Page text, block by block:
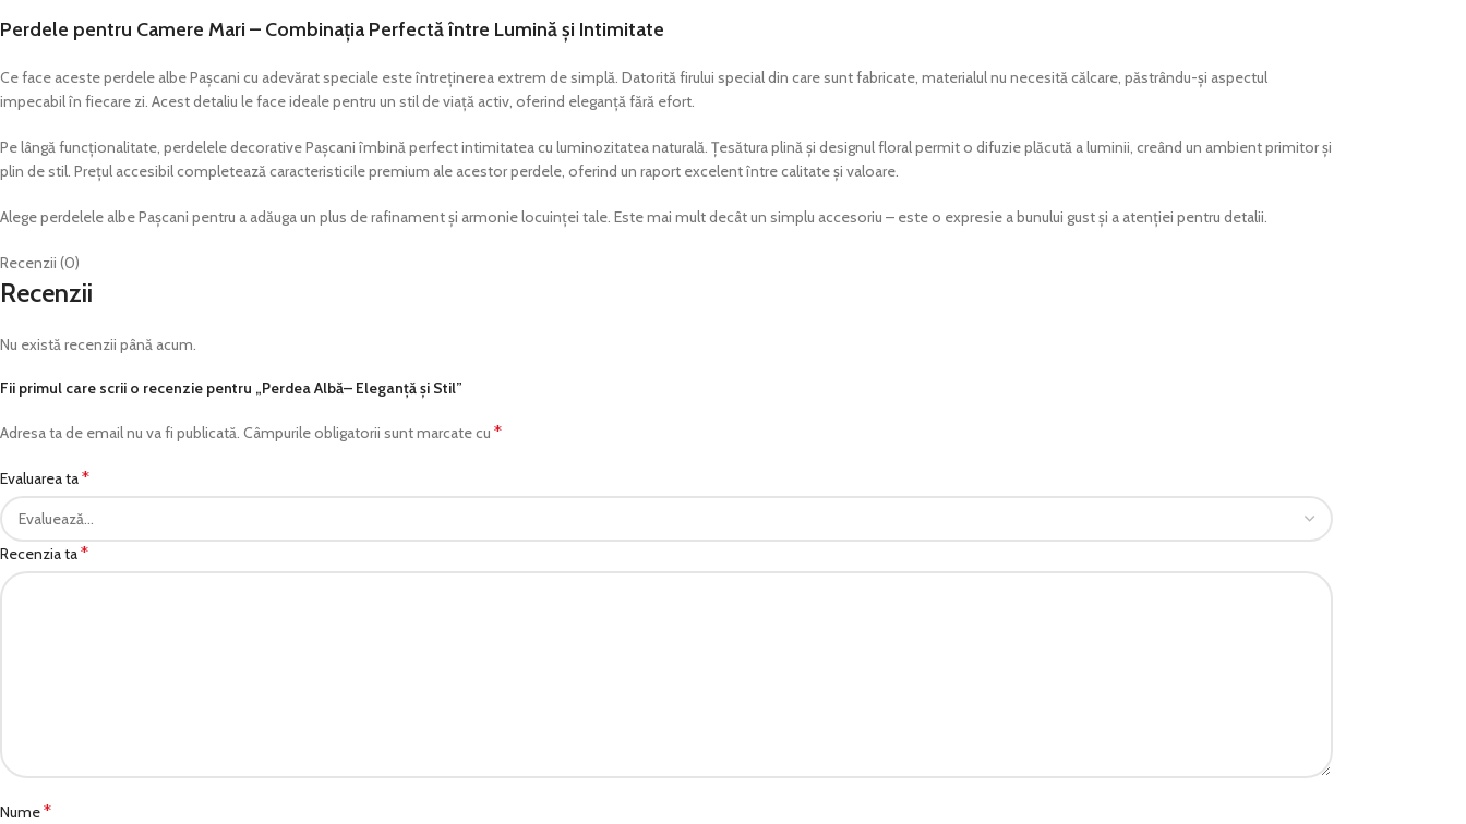
Perdele pentru Camere Mari – Combinația Perfectă între Lumină și Intimitate
Ce face aceste perdele albe Pașcani cu adevărat speciale este întreținerea extrem de simplă. Datorită firului special din care sunt fabricate, materialul nu necesită călcare, păstrându-și aspectul
impecabil în fiecare zi. Acest detaliu le face ideale pentru un stil de viață activ, oferind eleganță fără efort.
Pe lângă funcționalitate, perdelele decorative Pașcani îmbină perfect intimitatea cu luminozitatea naturală. Țesătura plină și designul floral permit o difuzie plăcută a luminii, creând un ambient primitor și
plin de stil. Prețul accesibil completează caracteristicile premium ale acestor perdele, oferind un raport excelent între calitate și valoare.
Alege perdelele albe Pașcani pentru a adăuga un plus de rafinament și armonie locuinței tale. Este mai mult decât un simplu accesoriu – este o expresie a bunului gust și a atenției pentru detalii.
Recenzii (0)
Recenzii
Nu există recenzii până acum.
Fii primul care scrii o recenzie pentru „Perdea Albă– Eleganță și Stil”
Adresa ta de email nu va fi publicată. Câmpurile obligatorii sunt marcate cu *
Evaluarea ta*
Recenzia ta*
Nume*